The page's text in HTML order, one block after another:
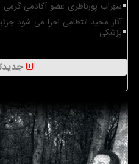
سهراب پورناظری عضو آکادمی
آثار مجید انتظامی اجرا می شود
پزشکی